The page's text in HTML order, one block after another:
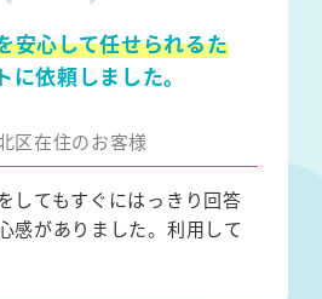
安心して任せられるた
に依頼しました。
区在住のお客様
してもすぐにはっきり回答
感がありました。利用して